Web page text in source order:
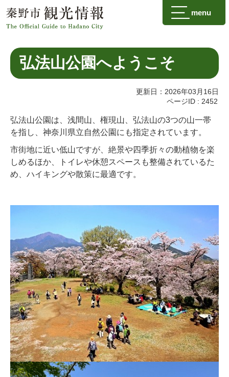
menu
弘法山公園へようこそ
更新日：2026年03月16日
ページID : 2452
弘法山公園は、浅間山、権現山、弘法山の3つの山一帯
を指し、神奈川県立自然公園にも指定されています。
市街地に近い低山ですが、絶景や四季折々の動植物を楽
しめるほか、トイレや休憩スペースも整備されているた
め、ハイキングや散策に最適です。